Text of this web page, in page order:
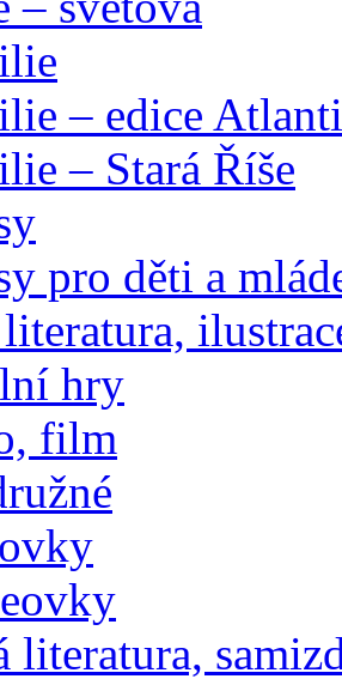
– edice
– Stará Říše
pro děti a
hry
film
literatura,